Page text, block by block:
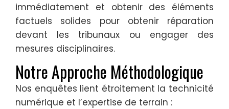
immédiatement et obtenir des éléments
factuels solides pour obtenir réparation
devant les tribunaux ou engager des
mesures disciplinaires.
Notre Approche Méthodologique
Nos enquêtes lient étroitement la technicité
numérique et l’expertise de terrain :